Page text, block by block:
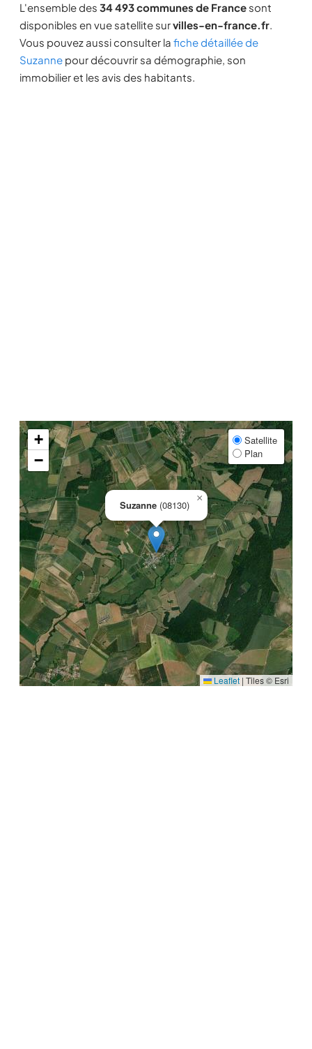
L'ensemble des 34 493 communes de France sont
disponibles en vue satellite survilles-en-france.fr.
Vous pouvez aussi consulter la fiche détaillée de
Suzanne pour découvrir sa démographie, son
immobilier et les avis des habitants.
Suzanne (08130)
×
+
−
Satellite
Plan
Leaflet | Tiles © Esri